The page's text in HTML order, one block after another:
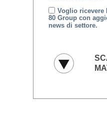
Voglio ricevere
80 Group con
news di settore.